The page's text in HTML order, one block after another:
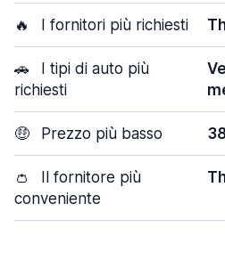
🔥 I fornitori più richiesti
🚗
I tipi di auto più
richiesti
🤑 Prezzo più basso
👛
Il fornitore più
conveniente